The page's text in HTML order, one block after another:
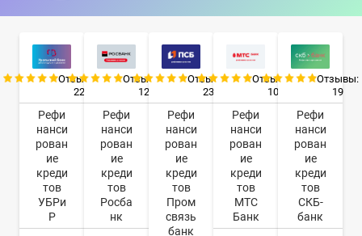
Отзывы:
22
Рефи
нанси
рован
ие
креди
тов
УБРи
Р
Отзывы:
12
Рефи
нанси
рован
ие
креди
тов
Росба
нк
Отзывы:
23
Рефи
нанси
рован
ие
креди
тов
Пром
связь
банк
Отзывы:
10
Рефи
нанси
рован
ие
креди
тов
МТС
Банк
Отзывы:
19
Рефи
нанси
рован
ие
креди
тов
СКБ-
банк